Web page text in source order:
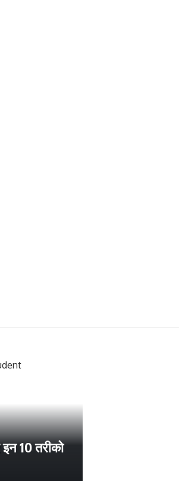
10 तरीको